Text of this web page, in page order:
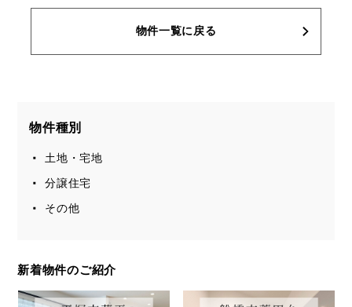
物件一覧に戻る
物件種別
土地・宅地
分譲住宅
その他
新着物件のご紹介